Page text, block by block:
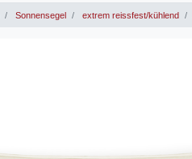
Sonnensegel extrem reissfest/kühlend